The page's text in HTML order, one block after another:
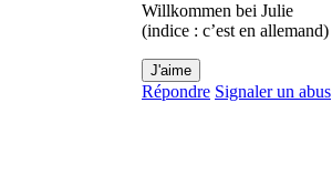
Willkommen bei Julie
(indice : c’est en allemand)
J'aime
Répondre Signaler un abus